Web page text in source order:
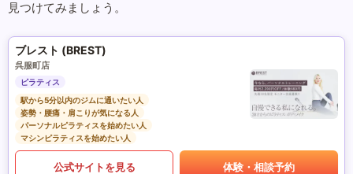
見つけてみましょう。
ブレスト (BREST)
呉服町店
ピラティス
駅から5分以内のジムに通いたい人
姿勢・腰痛・肩こりが気になる人
パーソナルピラティスを始めたい人
マシンピラティスを始めたい人
公式サイトを見る 体験・相談予約